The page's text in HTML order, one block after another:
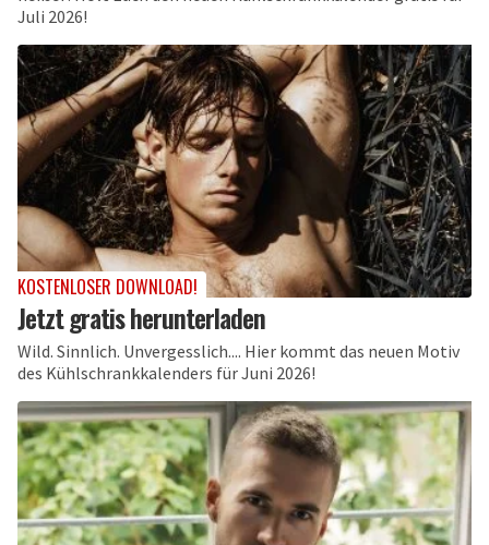
Juli 2026!
KOSTENLOSER DOWNLOAD!
Jetzt gratis herunterladen
Wild. Sinnlich. Unvergesslich.... Hier kommt das neuen Motiv
des Kühlschrankkalenders für Juni 2026!